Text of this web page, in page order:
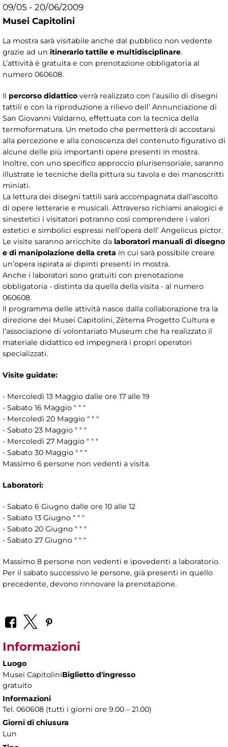
09/05 - 20/06/2009
Musei Capitolini
La mostra sarà visitabile anche dal pubblico non vedente
grazie ad un itinerario tattile e multidisciplinare.
L’attività è gratuita e con prenotazione obbligatoria al
numero 060608.
Il percorso didattico verrà realizzato con l’ausilio di disegni
tattili e con la riproduzione a rilievo dell’ Annunciazione di
San Giovanni Valdarno, effettuata con la tecnica della
termoformatura. Un metodo che permetterà di accostarsi
alla percezione e alla conoscenza del contenuto figurativo di
alcune delle più importanti opere presenti in mostra.
Inoltre, con uno specifico approccio plurisensoriale, saranno
illustrate le tecniche della pittura su tavola e dei manoscritti
miniati.
La lettura dei disegni tattili sarà accompagnata dall’ascolto
di opere letterarie e musicali. Attraverso richiami analogici e
sinestetici i visitatori potranno così comprendere i valori
estetici e simbolici espressi nell’opera dell’ Angelicus pictor.
Le visite saranno arricchite da laboratori manuali di disegno
e di manipolazione della creta in cui sarà possibile creare
un’opera ispirata ai dipinti presenti in mostra.
Anche i laboratori sono gratuiti con prenotazione
obbligatoria - distinta da quella della visita - al numero
060608.
Il programma delle attività nasce dalla collaborazione tra la
direzione dei Musei Capitolini, Zètema Progetto Cultura e
l’associazione di volontariato Museum che ha realizzato il
materiale didattico ed impegnerà i propri operatori
specializzati.
Visite guidate:
- Mercoledì 13 Maggio dalle ore 17 alle 19
- Sabato 16 Maggio " " "
- Mercoledì 20 Maggio " " "
- Sabato 23 Maggio " " "
- Mercoledì 27 Maggio " " "
- Sabato 30 Maggio " " "
Massimo 6 persone non vedenti a visita.
Laboratori:
- Sabato 6 Giugno dalle ore 10 alle 12
- Sabato 13 Giugno " " "
- Sabato 20 Giugno " " "
- Sabato 27 Giugno " " "
Massimo 8 persone non vedenti e ipovedenti a laboratorio.
Per il sabato successivo le persone, già presenti in quello
precedente, devono rinnovare la prenotazione.
Informazioni
Luogo
Musei CapitoliniBiglietto d'ingresso
gratuito
Informazioni
Tel. 060608 (tutti i giorni ore 9.00 – 21.00)
Giorni di chiusura
Lun